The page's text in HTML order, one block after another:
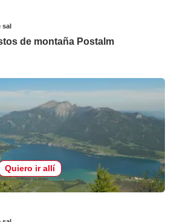
sal
de montaña Postalm
Quiero ir allí